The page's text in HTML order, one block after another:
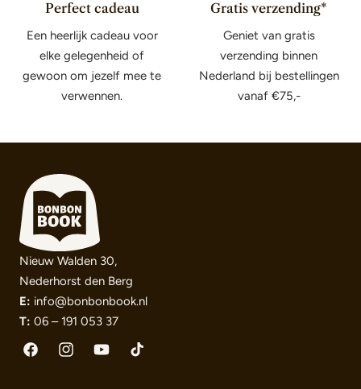
Perfect cadeau
Een heerlijk cadeau voor
elke gelegenheid of
gewoon om jezelf mee te
verwennen.
Gratis verzending*
Geniet van gratis
verzending binnen
Nederland bij bestellingen
vanaf €75,-
Nieuw Walden 30,
Nederhorst den Berg
E: info@bonbonbook.nl
T: 06 – 191 053 37
FacebookInstagramYouTubeTikTok